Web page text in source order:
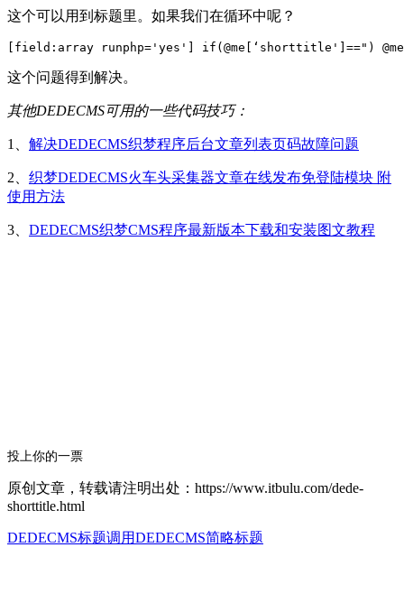
这个可以用到标题里。如果我们在循环中呢？
这个问题得到解决。
其他DEDECMS可用的一些代码技巧：
1、 解决DEDECMS织梦程序后台文章列表页码故障问题
2、 织梦DEDECMS火车头采集器文章在线发布免登陆模块 附
使用方法
3、 DEDECMS织梦CMS程序最新版本下载和安装图文教程
投上你的一票
原创文章，转载请注明出处：https://www.itbulu.com/dede-
shorttitle.html
DEDECMS标题调用DEDECMS简略标题